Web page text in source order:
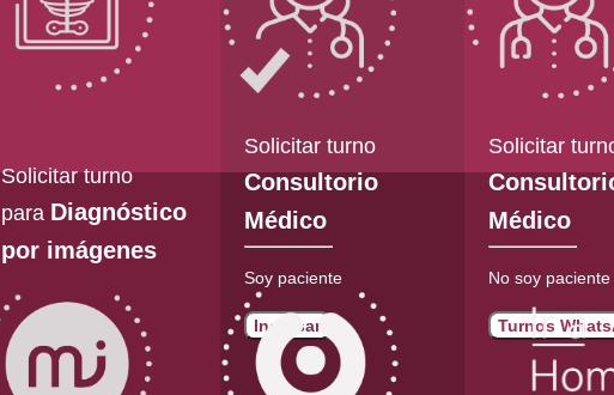
Solicitar turno
para Diagnóstico
por imágenes
Solicitar turno
Consultorio
Médico
Soy paciente
Ingresar
Solicitar
Médico
No soy paciente
Turnos